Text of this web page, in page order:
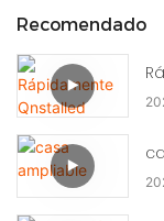
Recomendado